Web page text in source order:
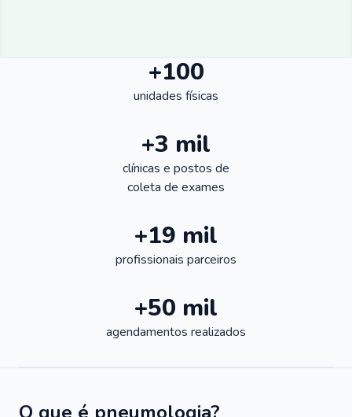
+100
unidades físicas
+3 mil
clínicas e postos de
coleta de exames
+19 mil
profissionais parceiros
+50 mil
agendamentos realizados